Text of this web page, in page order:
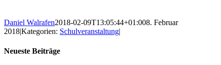
Daniel Walrafen2018-02-09T13:05:44+01:008. Februar
2018|Kategorien: Schulveranstaltung|
Neueste Beiträge